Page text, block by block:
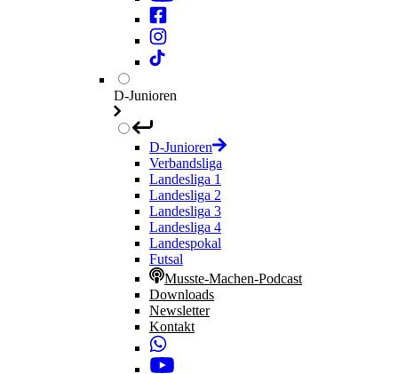
D-Junioren
D-Junioren
Verbandsliga
Landesliga 1
Landesliga 2
Landesliga 3
Landesliga 4
Landespokal
Futsal
Musste-Machen-Podcast
Downloads
Newsletter
Kontakt